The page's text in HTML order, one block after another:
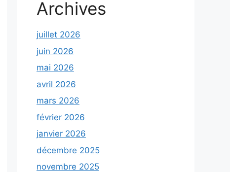
Archives
juillet 2026
juin 2026
mai 2026
avril 2026
mars 2026
février 2026
janvier 2026
décembre 2025
novembre 2025